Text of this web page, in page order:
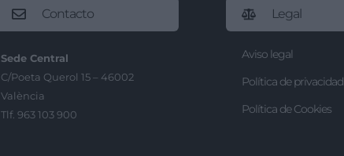
Contacto
Sede Central
C/Poeta Querol 15 – 46002
València
Tlf. 963 103 900
Legal
Aviso legal
Política de privacidad
Política de Cookies